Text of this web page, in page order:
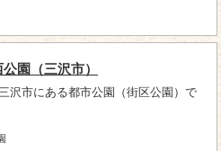
園（三沢市）
沢市にある都市公園（街区公園）で